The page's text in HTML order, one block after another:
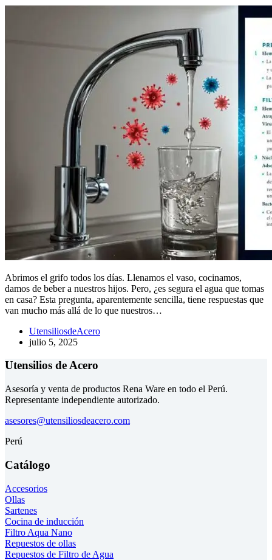
Abrimos el grifo todos los días. Llenamos el vaso, cocinamos,
damos de beber a nuestros hijos. Pero, ¿es segura el agua que tomas
en casa? Esta pregunta, aparentemente sencilla, tiene respuestas que
van mucho más allá de lo que nuestros…
UtensiliosdeAcero
julio 5, 2025
Utensilios de Acero
Asesoría y venta de productos Rena Ware en todo el Perú.
Representante independiente autorizado.
asesores@utensiliosdeacero.com
Perú
Catálogo
Accesorios
Ollas
Sartenes
Cocina de inducción
Filtro Aqua Nano
Repuestos de ollas
Repuestos de Filtro de Agua